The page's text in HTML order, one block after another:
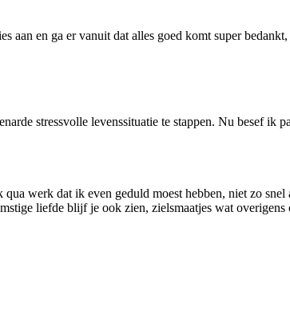
aan en ga er vanuit dat alles goed komt super
stressvolle levenssituatie te stappen. Nu besef ik
werk dat ik even geduld moest hebben, niet zo
liefde blijf je ook zien, zielsmaatjes wat